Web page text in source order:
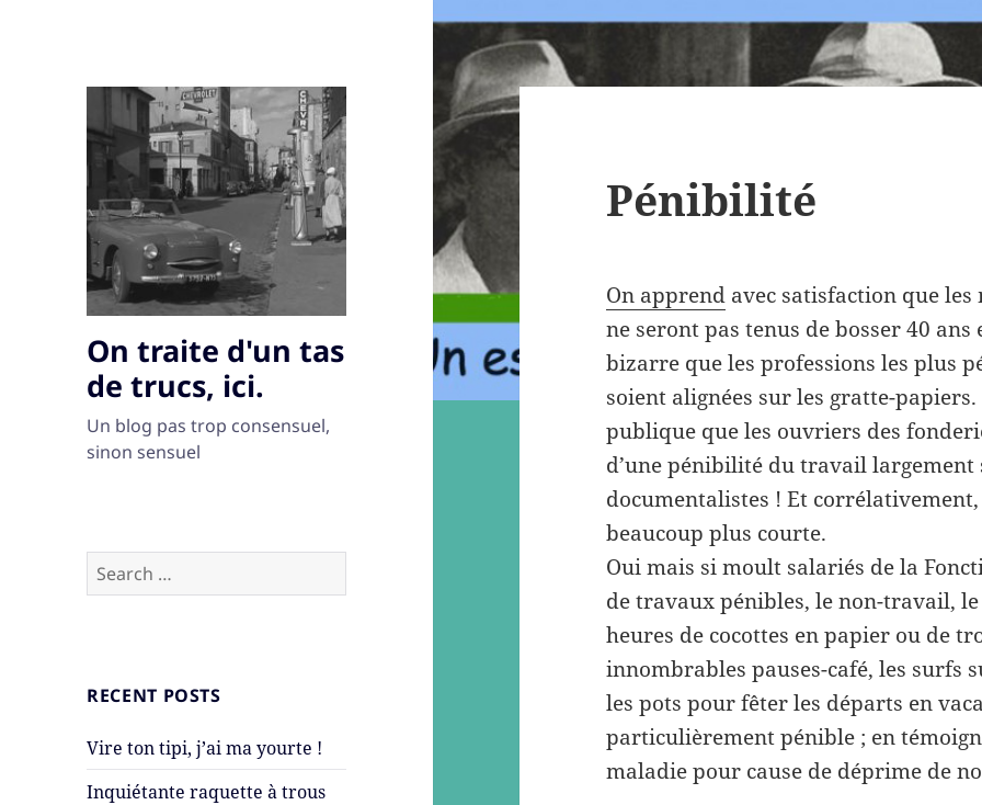
On traite d'un tas
de trucs, ici.
Un blog pas trop consensuel,
sinon sensuel
Search
for:
RECENT POSTS
Vire ton tipi, j’ai ma yourte !
Inquiétante raquette à trous
Pénibilité
On apprend avec satisfaction que
ne seront pas tenus de bosser 40
bizarre que les professions les plus
soient alignées sur les gratte-
publique que les ouvriers des
d’une pénibilité du travail largement
documentalistes ! Et corrélativement,
beaucoup plus courte.
Oui mais si moult salariés de la
de travaux pénibles, le non-travail,
heures de cocottes en papier ou de
innombrables pauses-café, les surfs
les pots pour fêter les départs en
particulièrement pénible ; en
maladie pour cause de déprime de